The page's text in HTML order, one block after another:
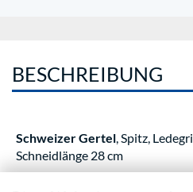
BESCHREIBUNG
Schweizer Gertel, Spitz,
Schneidlänge 28 cm